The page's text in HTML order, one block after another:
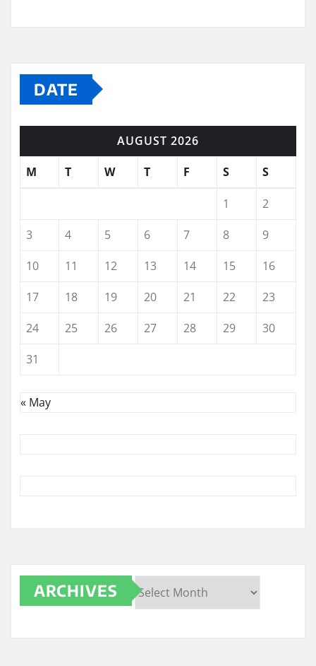
DATE
AUGUST 2026
M
T W T F S S
1
2
3
4 5 6 7 8
9
10
11 12 13 14 15
16
17
18 19 20 21 22
23
24
25 26 27 28 29
30
31
« May
ARCHIVES